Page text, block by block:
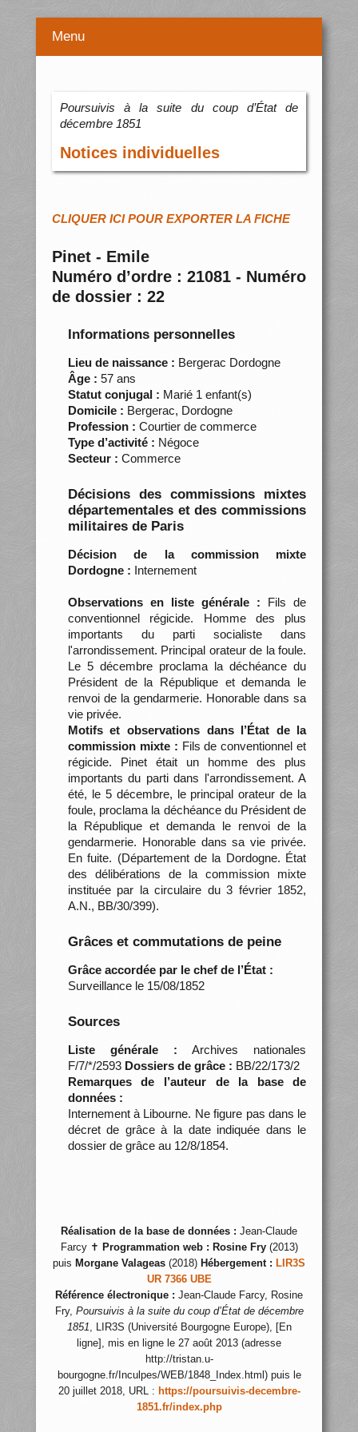
Menu
Poursuivis à la suite du coup d’État de
décembre 1851
Notices individuelles
CLIQUER ICI POUR EXPORTER LA FICHE
Pinet - Emile
Numéro d’ordre : 21081 - Numéro
de dossier : 22
Informations personnelles
Lieu de naissance : Bergerac Dordogne
Âge : 57 ans
Statut conjugal : Marié 1 enfant(s)
Domicile : Bergerac, Dordogne
Profession : Courtier de commerce
Type d’activité : Négoce
Secteur : Commerce
Décisions des commissions mixtes
départementales et des commissions
militaires de Paris
Décision de la commission mixte
Dordogne : Internement
Observations en liste générale : Fils de
conventionnel régicide. Homme des plus
importants du parti socialiste dans
l'arrondissement. Principal orateur de la foule.
Le 5 décembre proclama la déchéance du
Président de la République et demanda le
renvoi de la gendarmerie. Honorable dans sa
vie privée.
Motifs et observations dans l’État de la
commission mixte : Fils de conventionnel et
régicide. Pinet était un homme des plus
importants du parti dans l'arrondissement. A
été, le 5 décembre, le principal orateur de la
foule, proclama la déchéance du Président de
la République et demanda le renvoi de la
gendarmerie. Honorable dans sa vie privée.
En fuite. (Département de la Dordogne. État
des délibérations de la commission mixte
instituée par la circulaire du 3 février 1852,
A.N., BB/30/399).
Grâces et commutations de peine
Grâce accordée par le chef de l’État :
Surveillance le 15/08/1852
Sources
Liste générale : Archives nationales
F/7/*/2593 Dossiers de grâce : BB/22/173/2
Remarques de l’auteur de la base de
données :
Internement à Libourne. Ne figure pas dans le
décret de grâce à la date indiquée dans le
dossier de grâce au 12/8/1854.
Réalisation de la base de données : Jean-Claude
Farcy ✝ Programmation web : Rosine Fry(2013)
puis Morgane Valageas (2018) Hébergement : LIR3S
UR 7366 UBE
Référence électronique : Jean-Claude Farcy, Rosine
Fry, Poursuivis à la suite du coup d’État de décembre
1851, LIR3S (Université Bourgogne Europe), [En
ligne], mis en ligne le 27 août 2013 (adresse
http://tristan.u-
bourgogne.fr/Inculpes/WEB/1848_Index.html) puis le
20 juillet 2018, URL : https://poursuivis-decembre-
1851.fr/index.php